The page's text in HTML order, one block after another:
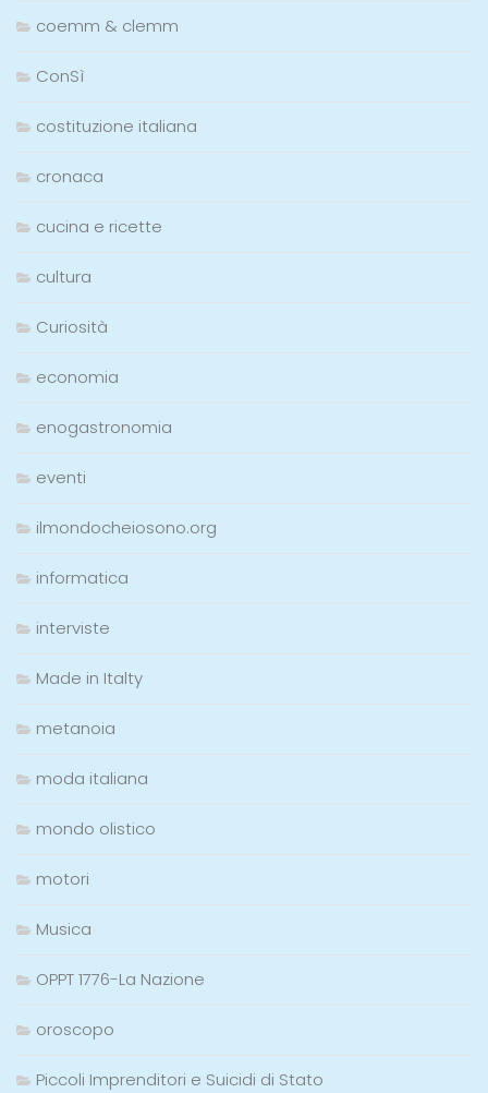
coemm & clemm
ConSì
costituzione italiana
cronaca
cucina e ricette
cultura
Curiosità
economia
enogastronomia
eventi
ilmondocheiosono.org
informatica
interviste
Made in Italty
metanoia
moda italiana
mondo olistico
motori
Musica
OPPT 1776-La Nazione
oroscopo
Piccoli Imprenditori e Suicidi di Stato